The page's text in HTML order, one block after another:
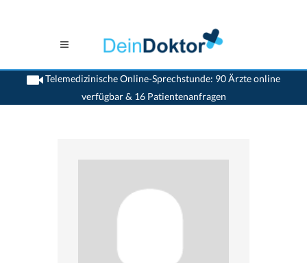
Telemedizinische Online-Sprechstunde: 90 Ärzte online
verfügbar & 16 Patientenanfragen
>Allgemeinaerzte>Oberrieden>Dr. Martin Tschumi